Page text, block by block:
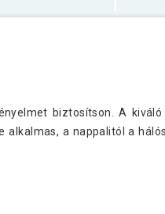
biztosítson. A kiváló
a nappalitól a